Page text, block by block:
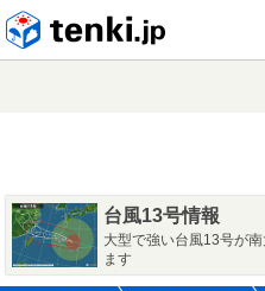
台風13号情報
大型で強い台風13号が
ます